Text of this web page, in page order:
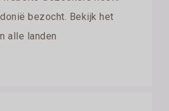
bezocht. Bekijk het
alle landen